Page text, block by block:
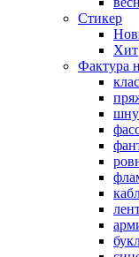
Стикер
Хит
Фактура